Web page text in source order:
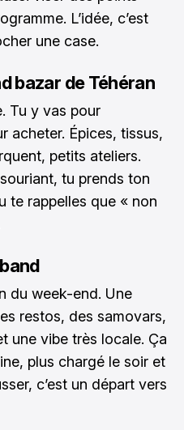
L’idée, c’est
une case.
bazar de Téhéran
Tu y vas pour
acheter. Épices, tissus,
petits ateliers.
tu prends ton
te rappelles que « non
du week-end. Une
restos, des samovars,
une vibe très locale. Ça
plus chargé le soir et
c’est un départ vers